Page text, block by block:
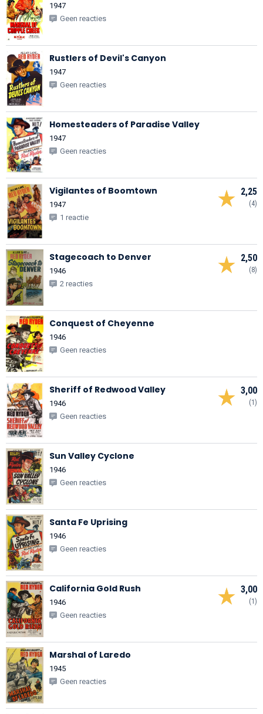
1947
Geen reacties
Rustlers of Devil's Canyon
1947
Geen reacties
Homesteaders of Paradise Valley
1947
Geen reacties
2,25
(4)
Vigilantes of Boomtown
1947
1 reactie
2,50
(8)
Stagecoach to Denver
1946
2 reacties
Conquest of Cheyenne
1946
Geen reacties
3,00
(1)
Sheriff of Redwood Valley
1946
Geen reacties
Sun Valley Cyclone
1946
Geen reacties
Santa Fe Uprising
1946
Geen reacties
3,00
(1)
California Gold Rush
1946
Geen reacties
Marshal of Laredo
1945
Geen reacties